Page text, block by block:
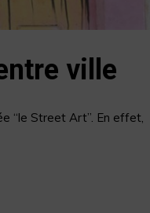
ville
“le Street Art”. En effet,